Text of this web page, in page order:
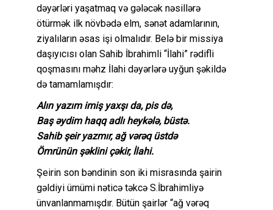
dəyərləri yaşatmaq və gələcək nəsillərə
ötürmək ilk növbədə elm, sənət adamlarının,
ziyalıların əsas işi olmalıdır. Belə bir missiya
daşıyıcısı olan Sahib İbrahimli “İlahi” rədifli
qoşmasını məhz İlahi dəyərlərə uyğun şəkildə
də tamamlamışdır:
Alın yazım imiş yaxşı da, pis də,
Baş əydim haqq adlı heykələ, büstə.
Sahib şeir yazmır, ağ vərəq üstdə
Ömrünün şəklini çəkir, İlahi.
Şeirin son bəndinin son iki misrasında şairin
gəldiyi ümümi nəticə təkcə S.İbrahimliyə
ünvanlanmamışdır. Bütün şairlər “ağ vərəq